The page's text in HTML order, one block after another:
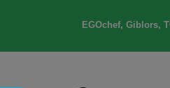
EGOchef, Giblors,